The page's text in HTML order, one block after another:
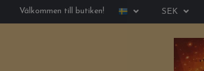
Välkommen till butiken! SEK